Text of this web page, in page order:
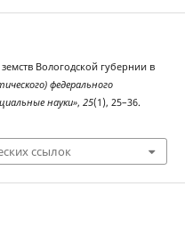
Вологодской губернии в
федерального
науки», 25(1), 25–36.
ссылок